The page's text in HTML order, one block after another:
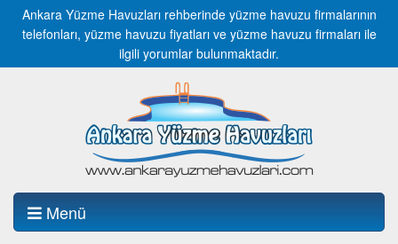
Ankara Yüzme Havuzları rehberinde yüzme havuzu firmalarının
telefonları, yüzme havuzu fiyatları ve yüzme havuzu firmaları ile
ilgili yorumlar bulunmaktadır.
Menü